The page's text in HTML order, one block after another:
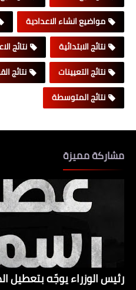
مواضيع انشاء الاعدادية
نتائج الابتدائية
نتائج
نتائج التعيينات
نتائج
نتائج المتوسطة
مشاركة مميزة
رئيس الوزراء يوجّه بتعطيل